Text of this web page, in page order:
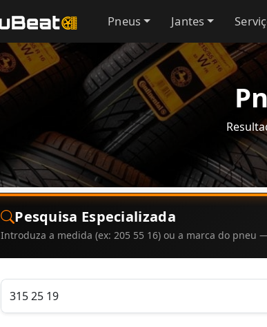
Pneus Jantes
Pesquisa Especializada
Introduza a medida (ex: 205 55 16) ou a marca do pneu